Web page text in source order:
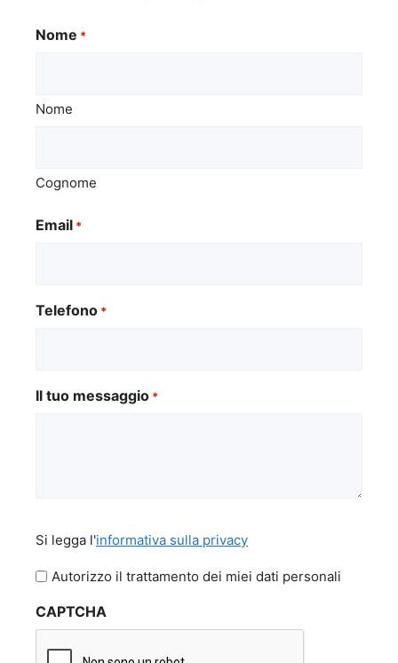
Nome *
Nome
Cognome
Email *
Telefono *
Il tuo messaggio *
legga
l'informativa
privacy
Si legga l'informativa sulla privacy
Autorizzo il trattamento dei miei dati personali
CAPTCHA